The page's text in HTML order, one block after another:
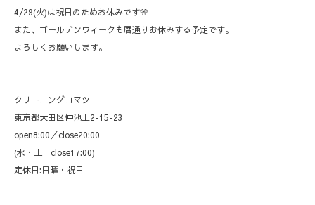
4/29(火)は祝日のためお休みです🎌
また、ゴールデンウィークも暦通りお休みする予定です。
よろしくお願いします。
クリーニングコマツ
東京都大田区仲池上2-15-23
open8:00／close20:00
(水・土 close17:00)
定休日:日曜・祝日